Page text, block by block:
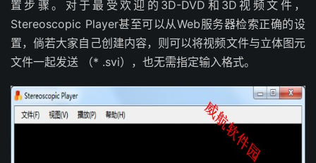
置步骤。对于最受欢迎的3D-DVD和3D视频文件，
Stereoscopic Player甚至可以从Web服务器检索正确的设
置，倘若大家自己创建内容，则可以将视频文件与立体图元
文件一起发送 （* .svi），也无需指定输入格式。